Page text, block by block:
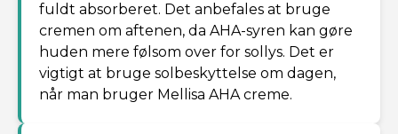
fuldt absorberet. Det anbefales at bruge
cremen om aftenen, da AHA-syren kan gøre
huden mere følsom over for sollys. Det er
vigtigt at bruge solbeskyttelse om dagen,
når man bruger Mellisa AHA creme.